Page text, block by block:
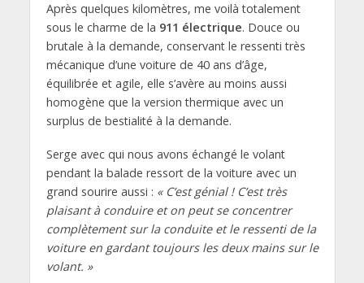
Après quelques kilomètres, me voilà totalement
sous le charme de la 911 électrique. Douce ou
brutale à la demande, conservant le ressenti très
mécanique d’une voiture de 40 ans d’âge,
équilibrée et agile, elle s’avère au moins aussi
homogène que la version thermique avec un
surplus de bestialité à la demande.
Serge avec qui nous avons échangé le volant
pendant la balade ressort de la voiture avec un
grand sourire aussi : « C’est génial ! C’est très
plaisant à conduire et on peut se concentrer
complètement sur la conduite et le ressenti de la
voiture en gardant toujours les deux mains sur le
volant. »